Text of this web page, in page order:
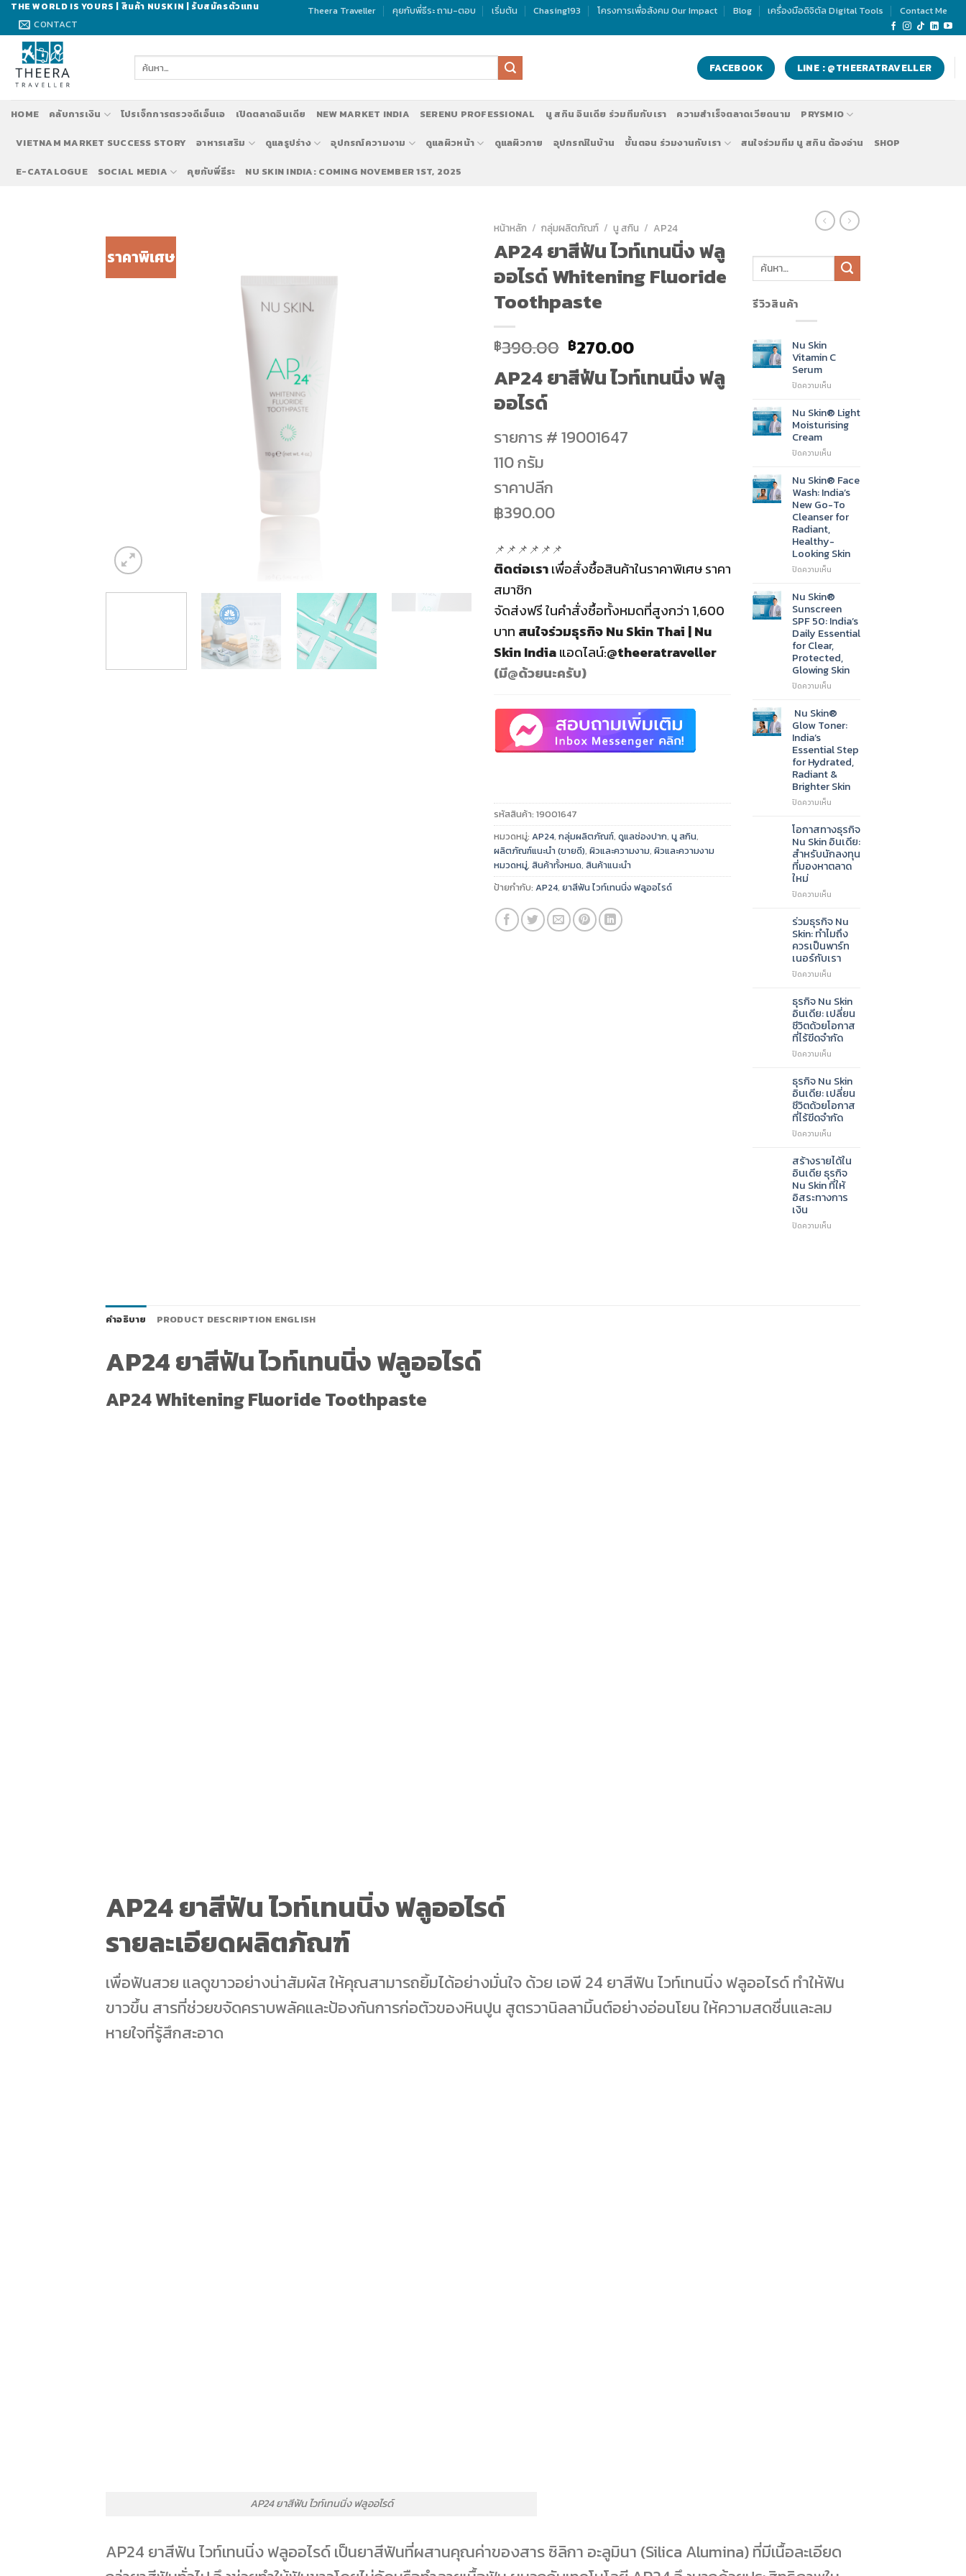
Skip
content
THE WORLD IS YOURS | สินค้า NUSKIN | รับสมัครตัวแทน
CONTACT
Theera Traveller คุยกับพี่ธีระ ถาม-ตอบ เริ่มต้น Chasing193 โครงการเพื่อสังคม Our Impact Blog เครื่องมือดิจิตัล Digital Tools Contact Me
ค้นหา: FACEBOOK LINE : @THEERATRAVELLER
HOME คลับการเงิน โปรเจ็กการตรวจดีเอ็นเอ เปิดตลาดอินเดีย NEW MARKET INDIA SERENU PROFESSIONAL นู สกิน อินเดีย ร่วมทีมกับเรา ความสำเร็จตลาดเวียดนาม PRYSMIO
VIETNAM MARKET SUCCESS STORY อาหารเสริม ดูแลรูปร่าง อุปกรณ์ความงาม ดูแลผิวหน้า ดูแลผิวกาย อุปกรณ์ในบ้าน ขั้นตอน ร่วมงานกับเรา สนใจร่วมทีม นู สกิน ต้องอ่าน SHOP
E-CATALOGUE SOCIAL MEDIA คุยกับพี่ธีระ NU SKIN INDIA: COMING NOVEMBER 1ST, 2025
ราคาพิเศษ
หน้าหลัก / กลุ่มผลิตภัณฑ์ / นู สกิน / AP24
AP24 ยาสีฟัน ไวท์เทนนิ่ง ฟลู
ออไรด์ Whitening Fluoride
Toothpaste
฿390.00 Original
price
was:
฿270.00Current
price
is:
AP24 ยาสีฟัน ไวท์เทนนิ่ง ฟลู
ออไรด์
รายการ # 19001647
110 กรัม
ราคาปลีก
฿390.00
📌📌📌📌📌📌
ติดต่อเราเพื่อสั่งซื้อสินค้าในราคาพิเศษ ราคา
สมาชิก
จัดส่งฟรีในคำสั่งซื้อทั้งหมดที่สูงกว่า 1,600
บาท สนใจร่วมธุรกิจNu Skin Thai | Nu
Skin Indiaแอดไลน์:@theeratraveller
(มี@ด้วยนะครับ)
รหัสสินค้า: 19001647
หมวดหมู่: AP24, กลุ่มผลิตภัณฑ์, ดูแลช่องปาก, นู สกิน,
ผลิตภัณฑ์แนะนำ (ขายดี), ผิวและความงาม, ผิวและความงาม
หมวดหมู่, สินค้าทั้งหมด, สินค้าแนะนำ
ป้ายกำกับ: AP24, ยาสีฟัน ไวท์เทนนิ่ง ฟลูออไรด์
รีวิวสินค้า
Nu Skin
Vitamin C
Serum
ปิดความเห็น
Skin
Vitamin
C
Nu Skin® Light
Moisturising
Cream
ปิดความเห็น
Skin®
Light
Moisturising
Cream
Nu Skin® Face
Wash: India’s
New Go-To
Cleanser for
Radiant,
Healthy-
Looking Skin
ปิดความเห็น
Skin®
Face
Wash:
India’s
New
Go-
To
Cleanser
Looking
Skin
Nu Skin®
Sunscreen
SPF 50: India’s
Daily Essential
for Clear,
Protected,
Glowing Skin
ปิดความเห็น
Skin®
Sunscreen
SPF
India’s
Daily
Essential
for
Glowing
Skin
Nu Skin®
Glow Toner:
India’s
Essential Step
for Hydrated,
Radiant &
Brighter Skin
ปิดความเห็น
Skin®
Glow
Toner:
India’s
Essential
Radiant
&
Brighter
Skin
โอกาสทางธุรกิจ
Nu Skin อินเดีย:
สำหรับนักลงทุน
ที่มองหาตลาด
ใหม่
ปิดความเห็น
ทาง
ธุรกิจ
Nu
Skin
อินเดีย:
ลงทุน
ที่
มอง
หา
ตลาด
ร่วมธุรกิจ Nu
Skin: ทำไมถึง
ควรเป็นพาร์ท
เนอร์กับเรา
ปิดความเห็น
ธุรกิจ
Nu
Skin:
ทำไม
ถึง
พาร์
ท
เนอ
ร์
กับ
ธุรกิจ Nu Skin
อินเดีย: เปลี่ยน
ชีวิตด้วยโอกาส
ที่ไร้ขีดจำกัด
ปิดความเห็น
Nu
Skin
อินเดีย:
เปลี่ยน
ชีวิต
ที่
ไร้
ขีด
จำกัด
ธุรกิจ Nu Skin
อินเดีย: เปลี่ยน
ชีวิตด้วยโอกาส
ที่ไร้ขีดจำกัด
ปิดความเห็น
Nu
Skin
อินเดีย:
เปลี่ยน
ชีวิต
สร้างรายได้ใน
อินเดีย ธุรกิจ
Nu Skin ที่ให้
อิสระทางการ
เงิน
ปิดความเห็น
คำอธิบาย PRODUCT DESCRIPTION ENGLISH
AP24 ยาสีฟัน ไวท์เทนนิ่ง ฟลูออไรด์
AP24 Whitening Fluoride Toothpaste
AP24 ยาสีฟัน ไวท์เทนนิ่ง ฟลูออไรด์
รายละเอียดผลิตภัณฑ์
เพื่อฟันสวย แลดูขาวอย่างน่าสัมผัส ให้คุณสามารถยิ้มได้อย่างมั่นใจ ด้วย เอพี 24 ยาสีฟัน ไวท์เทนนิ่ง ฟลูออไรด์ ทำให้ฟัน
ขาวขึ้น สารที่ช่วยขจัดคราบพลัคและป้องกันการก่อตัวของหินปูน สูตรวานิลลามิ้นต์อย่างอ่อนโยน ให้ความสดชื่นและลม
หายใจที่รู้สึกสะอาด
AP24 ยาสีฟัน ไวท์เทนนิ่ง ฟลูออไรด์
AP24 ยาสีฟัน ไวท์เทนนิ่ง ฟลูออไรด์ เป็นยาสีฟันที่ผสานคุณค่าของสาร ซิลิกา อะลูมินา (Silica Alumina) ที่มีเนื้อละเอียด